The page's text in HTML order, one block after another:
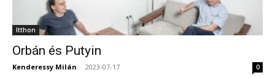
Itthon
Orbán és Putyin
Kenderessy Milán - 2023-07-17 0